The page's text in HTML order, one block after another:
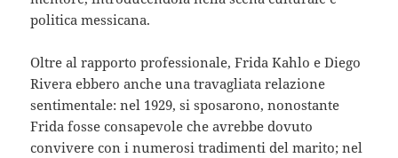
politica messicana.
Oltre al rapporto professionale, Frida Kahlo e Diego
Rivera ebbero anche una travagliata relazione
sentimentale: nel 1929, si sposarono, nonostante
Frida fosse consapevole che avrebbe dovuto
convivere con i numerosi tradimenti del marito; nel